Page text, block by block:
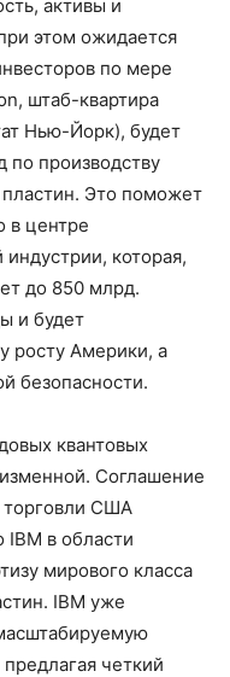
активы и
этом ожидается
по мере
штаб-квартира
Нью-Йорк), будет
по производству
Это поможет
в центре
которая,
до 850 млрд.
и будет
росту Америки, а
безопасности.
квантовых
Соглашение
торговли США
IBM в области
мирового класса
IBM уже
четкий